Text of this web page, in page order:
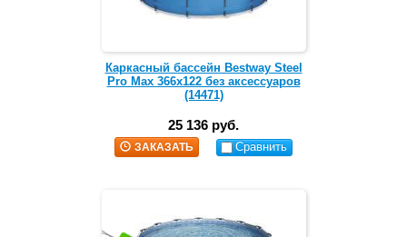
Каркасный бассейн Bestway Steel
Pro Max 366х122 без аксессуаров
(14471)
25 136 руб.
ЗАКАЗАТЬ Сравнить